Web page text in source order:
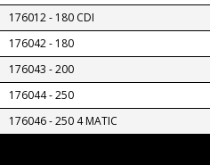
176012 - 180 CDI
176042 - 180
176043 - 200
176044 - 250
176046 - 250 4 MATIC